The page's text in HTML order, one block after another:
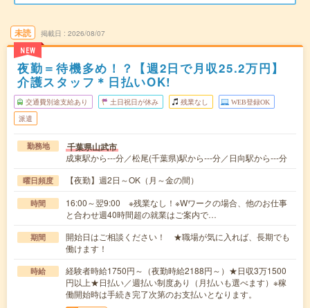
未読
NEW
掲載日 2026/08/07
夜勤＝待機多め！？【週2日で月収25.2万円】
介護スタッフ＊日払いOK!
交通費別途支給あり 土日祝日が休み 残業なし WEB登録OK
派遣
勤務地 千葉県山武市
成東駅から---分／松尾(千葉県)駅から---分／日向駅から---分
曜日頻度 【夜勤】週2日～OK（月～金の間）
時間
16:00～翌9:00 ※残業なし！※Wワークの場合、他のお仕事
と合わせ週40時間超の就業はご案内で…
期間
開始日はご相談ください！ ★職場が気に入れば、長期でも
働けます！
時給
経験者時給1750円～（夜勤時給2188円～）★日収3万1500
円以上★日払い／週払い制度あり（月払いも選べます）※稼
働開始時は手続き完了次第のお支払いとなります。